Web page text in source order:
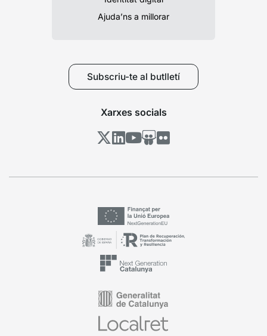
Ajuda’ns a millorar
Subscriu-te al butlletí
Xarxes socials